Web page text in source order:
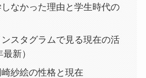
なかった理由と学生時代の
スタグラムで見る現在の活
新）
崎紗絵の性格と現在